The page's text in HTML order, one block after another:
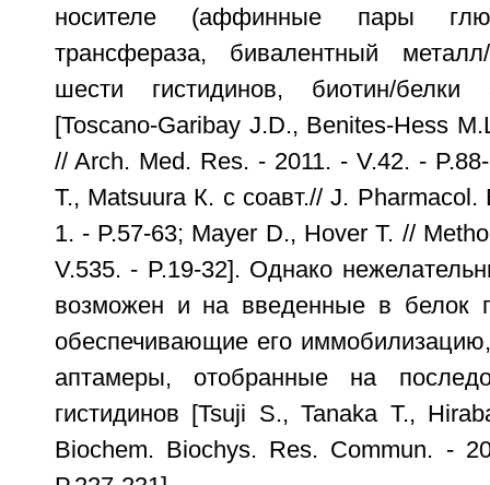
носителе (аффинные пары
трансфераза, бивалентный металл/
шести гистидинов, биотин/белки
[Toscano-Garibay J.D., Benites-Hess
// Arch. Med. Res. - 2011. - V.42. -
Т., Matsuura К. с соавт.// J.
1. - P.57-63; Mayer D., Hover T. //
V.535. - P.19-32]. Однако
возможен и на введенные в белок
обеспечивающие его
аптамеры, отобранные на
гистидинов [Tsuji S., Tanaka Т.,
Biochem. Biochys. Res. Commun. -